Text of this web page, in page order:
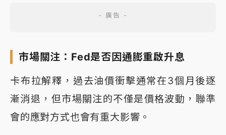
市場關注：Fed是否因通膨重啟升息
卡布拉解釋，過去油價衝擊通常在3個月後逐
漸消退，但市場關注的不僅是價格波動，聯準
會的應對方式也會有重大影響。